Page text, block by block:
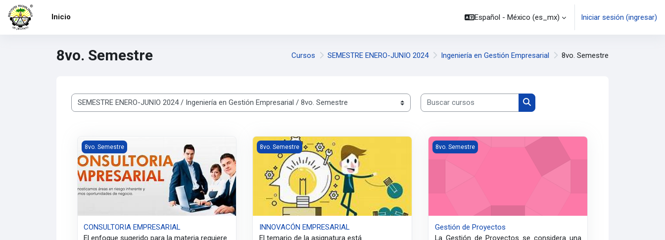
Saltar al contenido principal
Inicio
Español - México ‎(es_mx)‎ Iniciar sesión (ingresar)
8vo. Semestre Cursos SEMESTRE ENERO-JUNIO 2024 Ingeniería en Gestión Empresarial 8vo. Semestre
Categorías
Buscar cursos
Buscar cursos
CONSULTORIA EMPRESARIAL
8vo. Semestre
CONSULTORIA EMPRESARIAL
El enfoque sugerido para la materia requiere
INNOVACÓN EMPRESARIAL
8vo. Semestre
INNOVACÓN EMPRESARIAL
El temario de la asignatura está
Gestión de Proyectos
8vo. Semestre
Gestión de Proyectos
La Gestión de Proyectos se considera una